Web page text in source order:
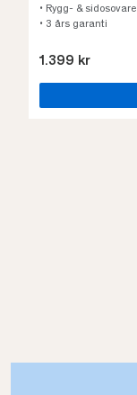
• Rygg- & sidosovare
• 3 års garanti
1.399 kr